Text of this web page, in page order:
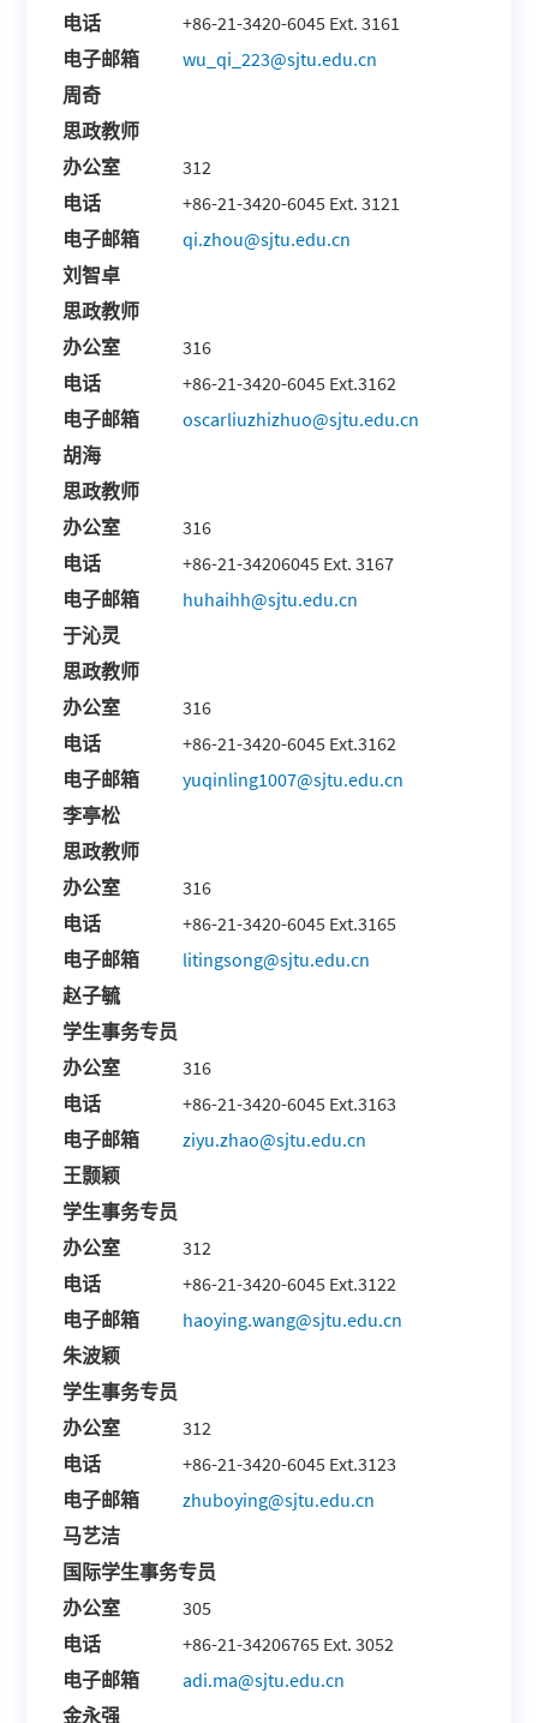
电话
+86-21-3420-6045 Ext. 3161
电子邮箱
wu_qi_223@sjtu.edu.cn
周奇
思政教师
办公室
312
电话
+86-21-3420-6045 Ext. 3121
电子邮箱
qi.zhou@sjtu.edu.cn
刘智卓
思政教师
办公室
316
电话
+86-21-3420-6045 Ext.3162
电子邮箱
oscarliuzhizhuo@sjtu.edu.cn
胡海
思政教师
办公室
316
电话
+86-21-34206045 Ext. 3167
电子邮箱
huhaihh@sjtu.edu.cn
于沁灵
思政教师
办公室
316
电话
+86-21-3420-6045 Ext.3162
电子邮箱
yuqinling1007@sjtu.edu.cn
李亭松
思政教师
办公室
316
电话
+86-21-3420-6045 Ext.3165
电子邮箱
litingsong@sjtu.edu.cn
赵子毓
学生事务专员
办公室
316
电话
+86-21-3420-6045 Ext.3163
电子邮箱
ziyu.zhao@sjtu.edu.cn
王颢颖
学生事务专员
办公室
312
电话
+86-21-3420-6045 Ext.3122
电子邮箱
haoying.wang@sjtu.edu.cn
朱波颖
学生事务专员
办公室
312
电话
+86-21-3420-6045 Ext.3123
电子邮箱
zhuboying@sjtu.edu.cn
马艺洁
国际学生事务专员
办公室
305
电话
+86-21-34206765 Ext. 3052
电子邮箱
adi.ma@sjtu.edu.cn
金永强